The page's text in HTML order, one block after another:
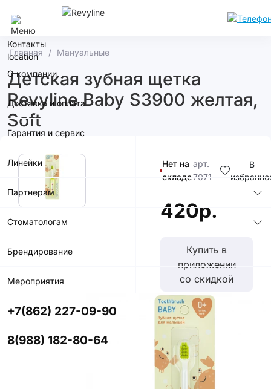
Контакты
О компании
Доставка и оплата
Гарантия и сервис
Линейки
Партнерам
Стоматологам
Брендирование
Мероприятия
+7(862) 227-09-90
8(988) 182-80-64
Главная Мануальные
Детская зубная щетка
Revyline Baby S3900 желтая,
Soft
Нет на
складе
арт.
7071
В
420р.
Купить в
приложении
со скидкой
Цвет
Характеристики
ДиаметрДлина